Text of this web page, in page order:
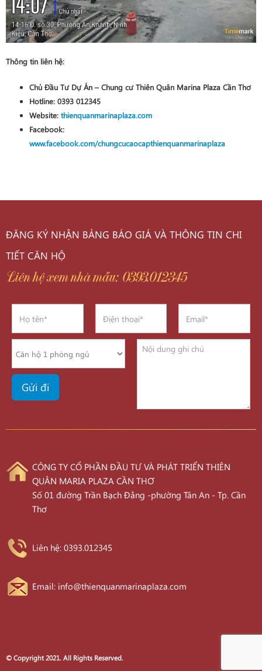
Thông tin liên hệ:
Chủ Đầu Tư Dự Án – Chung cư Thiên Quân Marina Plaza Cần Thơ
Hotline: 0393 012345
Website: thienquanmarinaplaza.com
Facebook:
www.facebook.com/chungcucaocapthienquanmarinaplaza
ĐĂNG KÝ NHẬN BẢNG BÁO GIÁ VÀ THÔNG TIN CHI
TIẾT CĂN HỘ
Liên hệ xem nhà mẫu: 0393.012345
CÔNG TY CỔ PHẦN ĐẦU TƯ VÀ PHÁT TRIỂN THIÊN
QUÂN MARIA PLAZA CẦN THƠ
Số 01 đường Trần Bạch Đằng -phường Tân An - Tp. Cần
Thơ
Liên hệ: 0393.012345
Email: info@thienquanmarinaplaza.com
© Copyright 2021. All Rights Reserved.